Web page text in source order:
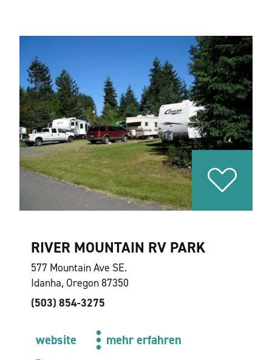
RIVER MOUNTAIN RV PARK
577 Mountain Ave SE.
Idanha, Oregon 87350
(503) 854-3275
website
mehr erfahren